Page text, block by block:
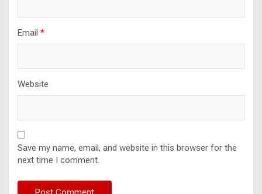
Email *
Website
Save my name, email, and website in this browser for the
next time I comment.